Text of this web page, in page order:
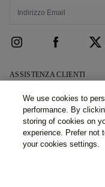
ASSISTENZA CLIENTI
Prenota un Appuntamento
Domande Frequenti
Consegna e Restituzioni
Termini & Condizioni
CHI SIAMO
La Nostra Storia
I Nostri Showroom
LEGALE E PRIVACY
Politica Privacy
Showroom e servizi (Filiale
- Via San Raffaele 1 - 20121
We use cookies to
performance. By
storing of cookies on
experience. Prefer not
your cookies settings.